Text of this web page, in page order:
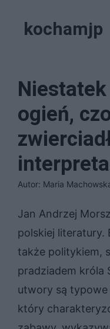
kochamjp
ogień,
Autor: Maria
Jan Andrzej
polskiej literatury.
także politykiem,
pradziadem króla
utwory są typowe
który